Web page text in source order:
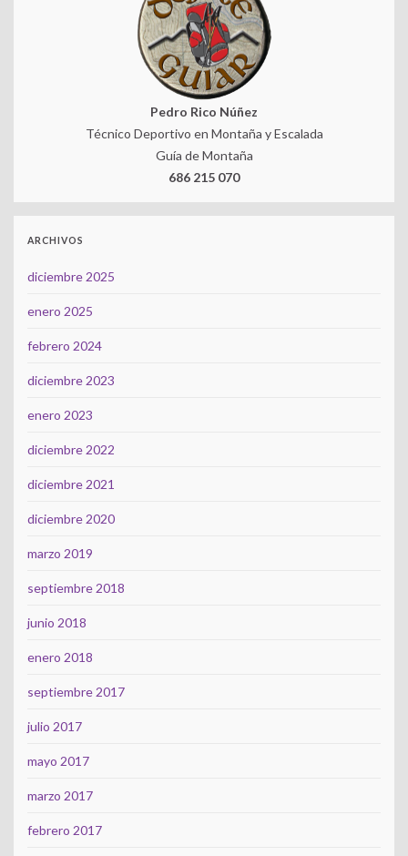
Pedro Rico Núñez
Técnico Deportivo en Montaña y Escalada
Guía de Montaña
686 215 070
ARCHIVOS
diciembre 2025
enero 2025
febrero 2024
diciembre 2023
enero 2023
diciembre 2022
diciembre 2021
diciembre 2020
marzo 2019
septiembre 2018
junio 2018
enero 2018
septiembre 2017
julio 2017
mayo 2017
marzo 2017
febrero 2017